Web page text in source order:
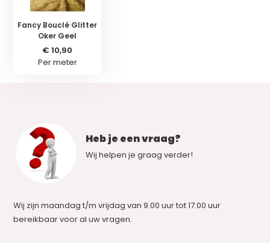
Fancy Bouclé Glitter
Oker Geel
€ 10,90
Per meter
Heb je een vraag?
Wij helpen je graag verder!
Wij zijn maandag t/m vrijdag van 9.00 uur tot 17.00 uur
bereikbaar voor al uw vragen.